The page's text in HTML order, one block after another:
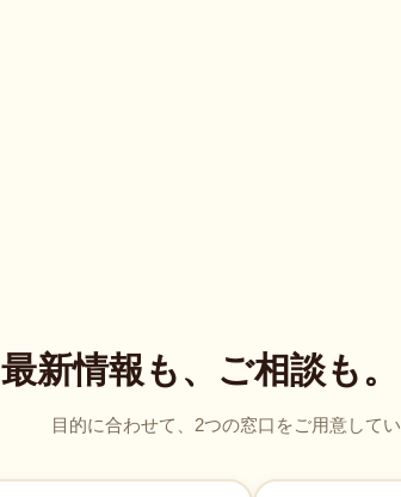
最新情報も、ご相談も。
目的に合わせて、2つの窓口をご用意してい